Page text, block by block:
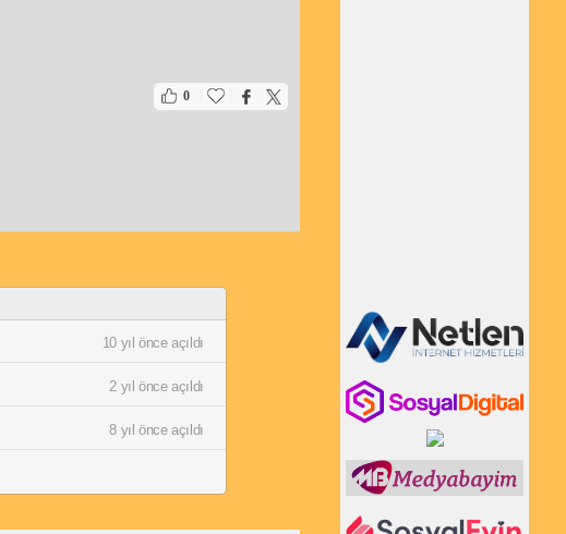
0
10 yıl önce açıldı
2 yıl önce açıldı
8 yıl önce açıldı